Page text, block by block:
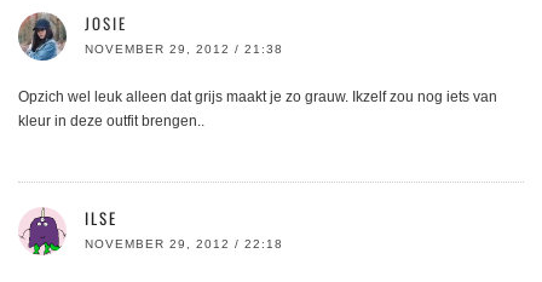
JOSIE
NOVEMBER 29, 2012 / 21:38
Opzich wel leuk alleen dat grijs maakt je zo grauw. Ikzelf zou nog iets van
kleur in deze outfit brengen..
ILSE
NOVEMBER 29, 2012 / 22:18